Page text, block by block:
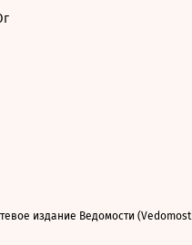
издание Ведомости